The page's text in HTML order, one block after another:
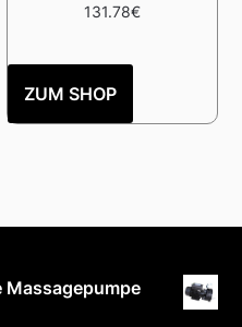
131.78€
ZUM SHOP
Massagepumpe